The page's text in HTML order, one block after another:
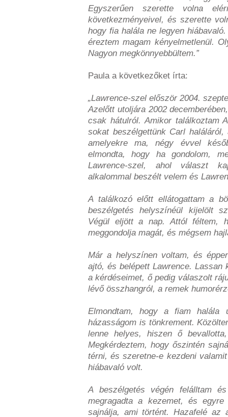
Egyszerűen szerette volna
következményeivel, és szerette
hogy fia halála ne legyen
éreztem magam kényelmetlenül.
Nagyon megkönnyebbültem.”
Paula a következőket írta:
„Lawrence-szel először 2004.
Azelőtt utoljára 2002
csak hátulról. Amikor találkoztam
sokat beszélgettünk Carl
amelyekre ma, négy évvel
elmondta, hogy ha gondolom,
Lawrence-szel, ahol választ
alkalommal beszélt velem és
A találkozó előtt ellátogattam a
beszélgetés helyszínéül kijelölt
Végül eljött a nap. Attól féltem,
meggondolja magát, és mégsem
Már a helyszínen voltam, és
ajtó, és belépett Lawrence.
a kérdéseimet, ő pedig válaszolt
lévő összhangról, a remek
Elmondtam, hogy a fiam halála
házasságom is tönkrement.
lenne helyes, hiszen ő
Megkérdeztem, hogy őszintén
térni, és szeretne-e kezdeni
hiábavaló volt.
A beszélgetés végén felálltam
megragadta a kezemet, és
sajnálja, ami történt. Hazafelé az